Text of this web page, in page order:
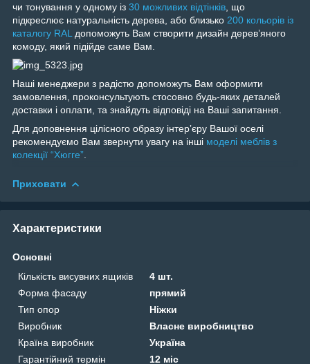
чи тонування у одному із 30 можливих відтінків , що
підкреслює натуральність дерева, або близько 200 кольорів із
каталогу RAL допоможуть Вам створити дизайн дерев’яного
комоду, який підійде саме Вам.
Наші менеджери з радістю допоможуть Вам оформити
замовлення, проконсультують стосовно будь-яких деталей
доставки і оплати, та знайдуть відповіді на Ваші запитання.
Для доповнення цілісного образу інтерʼєру Вашої оселі
рекомендуємо Вам звернути увагу на інші моделі меблів з
колекції “Хюгге”
Приховати
Характеристики
Основні
Кількість висувних ящиків
4 шт.
Форма фасаду
прямий
Тип опор
Ніжки
Виробник
Власне виробництво
Країна виробник
Україна
Гарантійний термін
12 міс